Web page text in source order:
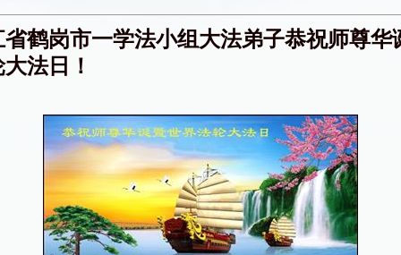
鹤岗市一学法小组大法弟子恭祝师尊华
法日！